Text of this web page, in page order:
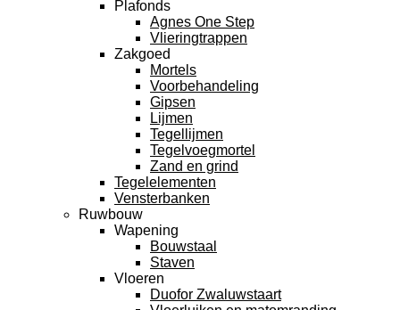
Plafonds
Agnes One Step
Vlieringtrappen
Zakgoed
Mortels
Voorbehandeling
Gipsen
Lijmen
Tegellijmen
Tegelvoegmortel
Zand en grind
Tegelelementen
Vensterbanken
Ruwbouw
Wapening
Bouwstaal
Staven
Vloeren
Duofor Zwaluwstaart